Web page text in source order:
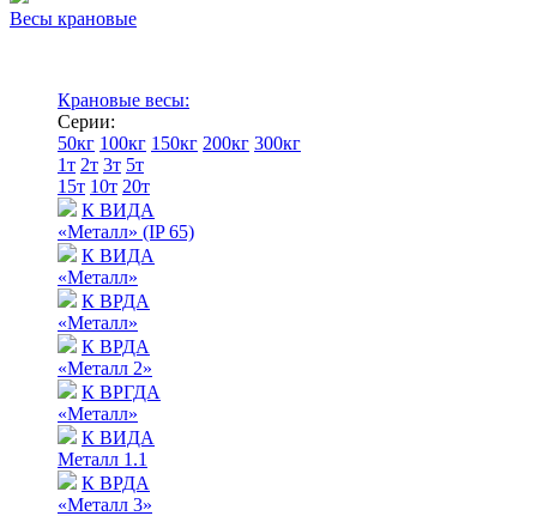
Весы крановые
Крановые весы:
Серии:
50кг 100кг 150кг 200кг 300кг
1т 2т 3т 5т
15т 10т 20т
К ВИДА
«Металл» (IP 65)
К ВИДА
«Металл»
К ВРДА
«Металл»
К ВРДА
«Металл 2»
К ВРГДА
«Металл»
К ВИДА
Металл 1.1
К ВРДА
«Металл 3»